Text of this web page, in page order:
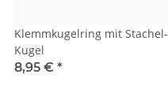
Klemmkugelring mit Stachel-
Kugel
8,95 € *